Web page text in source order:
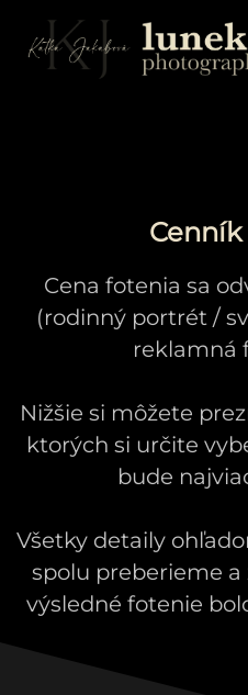
Cena fotenia sa
(rodinný portrét /
reklamná
Nižšie si môžete
ktorých si určite
bude
Všetky detaily
spolu preberieme
výsledné fotenie